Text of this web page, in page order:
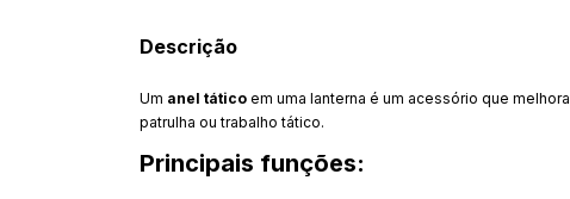
Descrição
Um anel tático em uma lanterna é um acessório que melhora
patrulha ou trabalho tático.
Principais funções: